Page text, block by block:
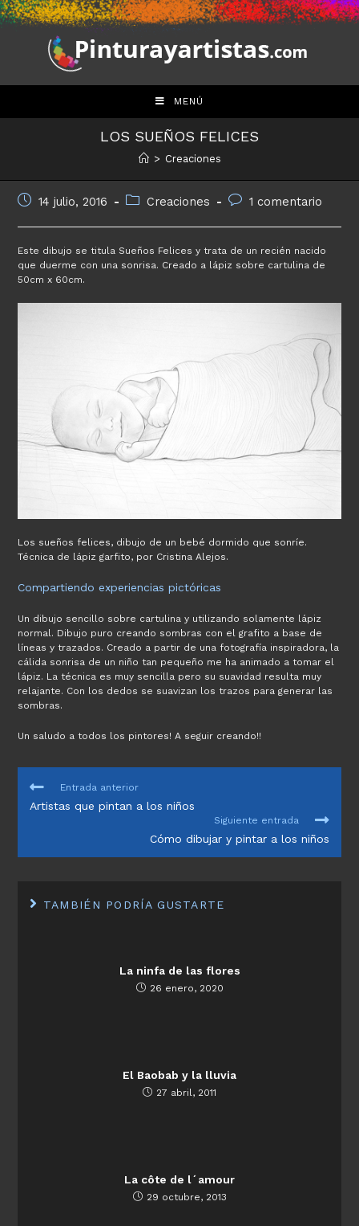
Saltar
al
contenido
MENÚ
LOS SUEÑOS FELICES
> Creaciones
Publicación
entrada:
14 julio, 2016
Categoría
entrada:
Creaciones
Comentarios
entrada:
1 comentario
Este dibujo se titula Sueños Felices y trata de un recién nacido
que duerme con una sonrisa. Creado a lápiz sobre cartulina de
50cm x 60cm.
Los sueños felices, dibujo de un bebé dormido que sonríe.
Técnica de lápiz garfito, por Cristina Alejos.
Compartiendo experiencias pictóricas
Un dibujo sencillo sobre cartulina y utilizando solamente lápiz
normal. Dibujo puro creando sombras con el grafito a base de
líneas y trazados. Creado a partir de una fotografía inspiradora, la
cálida sonrisa de un niño tan pequeño me ha animado a tomar el
lápiz. La técnica es muy sencilla pero su suavidad resulta muy
relajante. Con los dedos se suavizan los trazos para generar las
sombras.
Un saludo a todos los pintores! A seguir creando!!
LEER
ARTÍCULOS
Entrada anterior
Artistas que pintan a los niños
Siguiente entrada
Cómo dibujar y pintar a los niños
TAMBIÉN PODRÍA GUSTARTE
La ninfa de las flores
26 enero, 2020
El Baobab y la lluvia
27 abril, 2011
La côte de l´amour
29 octubre, 2013